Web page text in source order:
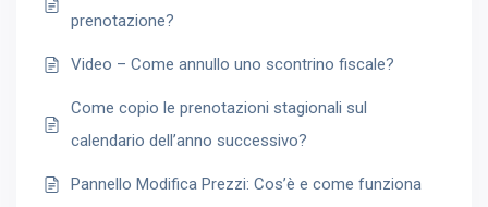
prenotazione?
Video – Come annullo uno scontrino fiscale?
Come copio le prenotazioni stagionali sul
calendario dell’anno successivo?
Pannello Modifica Prezzi: Cos’è e come funziona